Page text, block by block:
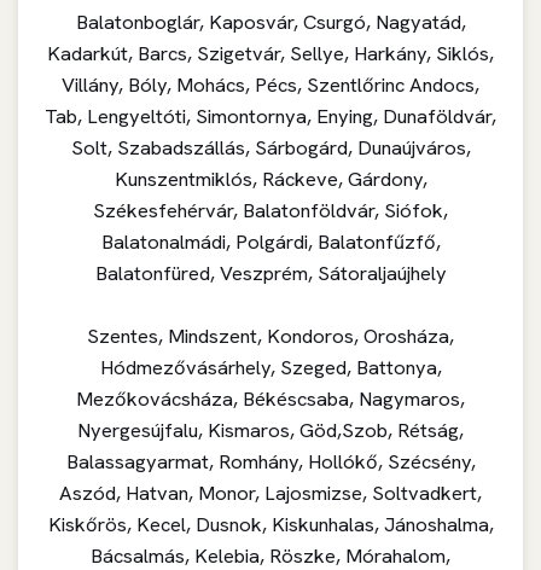
Balatonboglár, Kaposvár, Csurgó, Nagyatád,
Kadarkút, Barcs, Szigetvár, Sellye, Harkány, Siklós,
Villány, Bóly, Mohács, Pécs, Szentlőrinc Andocs,
Tab, Lengyeltóti, Simontornya, Enying, Dunaföldvár,
Solt, Szabadszállás, Sárbogárd, Dunaújváros,
Kunszentmiklós, Ráckeve, Gárdony,
Székesfehérvár, Balatonföldvár, Siófok,
Balatonalmádi, Polgárdi, Balatonfűzfő,
Balatonfüred, Veszprém, Sátoraljaújhely
Szentes, Mindszent, Kondoros, Orosháza,
Hódmezővásárhely, Szeged, Battonya,
Mezőkovácsháza, Békéscsaba, Nagymaros,
Nyergesújfalu, Kismaros, Göd,Szob, Rétság,
Balassagyarmat, Romhány, Hollókő, Szécsény,
Aszód, Hatvan, Monor, Lajosmizse, Soltvadkert,
Kiskőrös, Kecel, Dusnok, Kiskunhalas, Jánoshalma,
Bácsalmás, Kelebia, Röszke, Mórahalom,